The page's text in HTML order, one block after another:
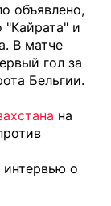
объявлено,
"Кайрата" и
В матче
гол за
Бельгии.
на
интервью о